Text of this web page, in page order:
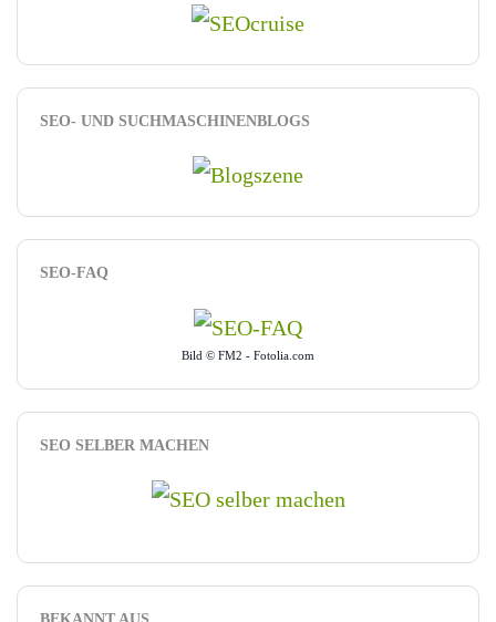
SEO- UND SUCHMASCHINENBLOGS
SEO-FAQ
Bild © FM2 - Fotolia.com
SEO SELBER MACHEN